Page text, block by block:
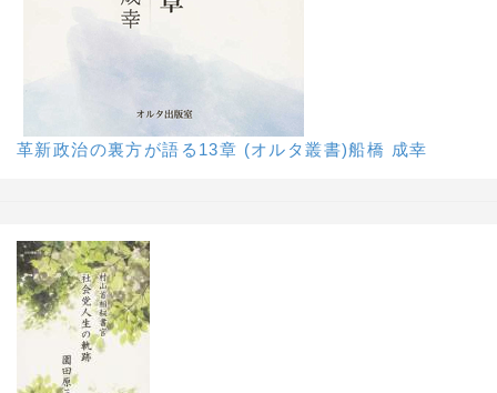
革新政治の裏方が語る13章 (オルタ叢書)船橋 成幸